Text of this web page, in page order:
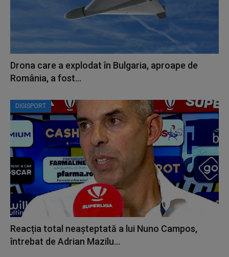
Drona care a explodat în Bulgaria, aproape de
România, a fost...
DIGISPORT
Reacția total neașteptată a lui Nuno Campos,
întrebat de Adrian Mazilu...